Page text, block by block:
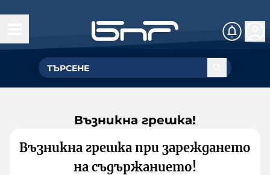
Възникна грешка!
Възникна грешка при зареждането
на съдържанието!